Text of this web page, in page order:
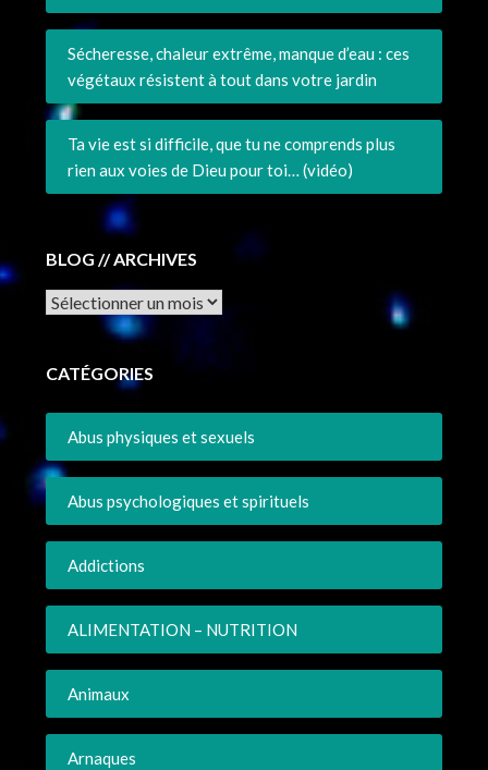
Sécheresse, chaleur extrême, manque d’eau : ces
végétaux résistent à tout dans votre jardin
Ta vie est si difficile, que tu ne comprends plus
rien aux voies de Dieu pour toi… (vidéo)
BLOG // ARCHIVES
Archives
CATÉGORIES
Abus physiques et sexuels
Abus psychologiques et spirituels
Addictions
ALIMENTATION – NUTRITION
Animaux
Arnaques